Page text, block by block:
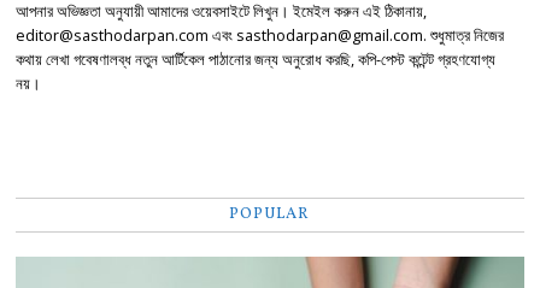
আপনার অভিজ্ঞতা অনুযায়ী আমাদের ওয়েবসাইটে লিখুন। ইমেইল করুন এই ঠিকানায়,
editor@sasthodarpan.com এবং sasthodarpan@gmail.com. শুধুমাত্র নিজের
কথায় লেখা গবেষণালব্ধ নতুন আর্টিকেল পাঠানোর জন্য অনুরোধ করছি, কপি-পেস্ট কন্টেন্ট গ্রহণযোগ্য
নয়।
POPULAR